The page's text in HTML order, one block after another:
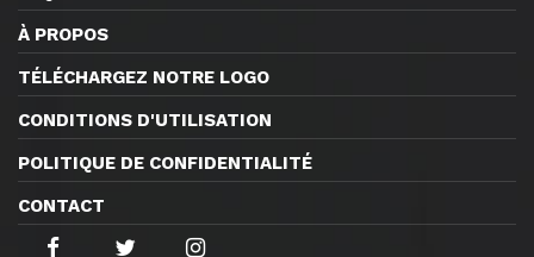
À PROPOS
TÉLÉCHARGEZ NOTRE LOGO
CONDITIONS D'UTILISATION
POLITIQUE DE CONFIDENTIALITÉ
CONTACT